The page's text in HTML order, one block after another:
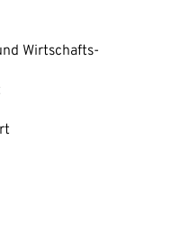
Wirtschafts-